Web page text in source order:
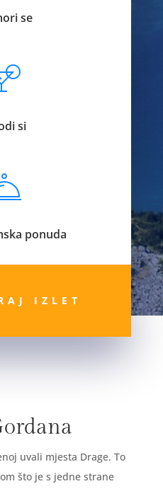
se
si
ponuda
IZLET
uvali mjesta Drage. To
što je s jedne strane